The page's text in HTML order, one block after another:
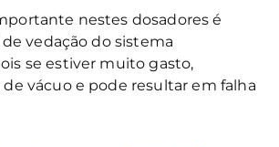
nestes dosadores é
vedação do sistema
se estiver muito gasto,
de vácuo e pode resultar em falha